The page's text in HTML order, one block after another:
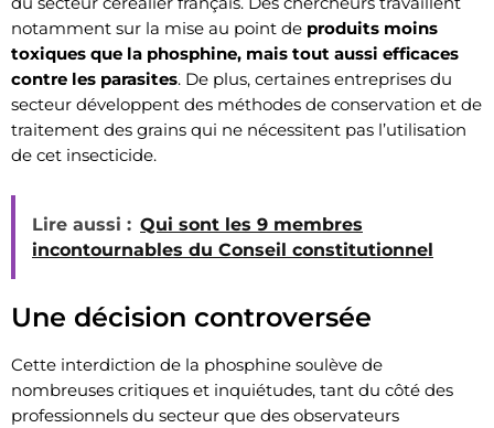
notamment sur la mise au point de produits moins
toxiques que la phosphine, mais tout aussi efficaces
contre les parasites. De plus, certaines entreprises du
secteur développent des méthodes de conservation et de
traitement des grains qui ne nécessitent pas l’utilisation
de cet insecticide.
Lire aussi : Qui sont les 9 membres
incontournables du Conseil constitutionnel
Une décision controversée
Cette interdiction de la phosphine soulève de
nombreuses critiques et inquiétudes, tant du côté des
professionnels du secteur que des observateurs